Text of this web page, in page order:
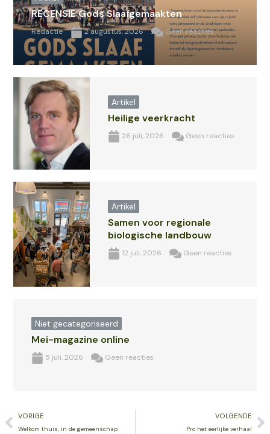
RECENSIE Gods Slaafgemaakten
Redactie 2 augustus, 2026 Geen reacties
Artikel
Heilige veerkracht
26 juli, 2026 Geen reacties
Artikel
Samen voor regionale
biologische landbouw
12 juli, 2026 Geen reacties
Niet gecategoriseerd
Mei-magazine online
5 juli, 2026 Geen reacties
Vorige
VORIGE
Welkom thuis, in de gemeenschap
VOLGENDE
Pro het eerlijke verhaal